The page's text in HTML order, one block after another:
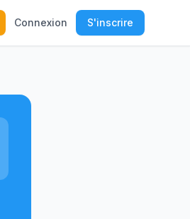
Connexion S'inscrire